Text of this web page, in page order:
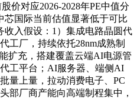
价对应2026-2028年PE中值分
芯国际当前估值显著低于可比
收入假设：1）集成电路晶圆代
工厂，持续依托28nm成熟制
扩充，搭建覆盖云端AI电源管
工平台；AI服务器、端侧AI
量上量，拉动消费电子、PC
部厂商产能向高端制程集中，